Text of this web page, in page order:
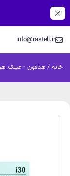
info@rastell.ir
خانه / هدفون - عینک